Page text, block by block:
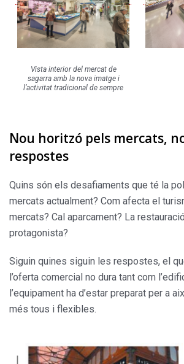
Vista interior del mercat de
sagarra amb la nova imatge i
l’activitat tradicional de sempre
Nou horitzó pels mercats,
respostes
Quins són els desafiaments que té la
mercats actualment? Com afecta el
mercats? Cal aparcament? La
protagonista?
Siguin quines siguin les respostes, el
l’oferta comercial no dura tant com
l’equipament ha d’estar preparat per a
més tous i flexibles.